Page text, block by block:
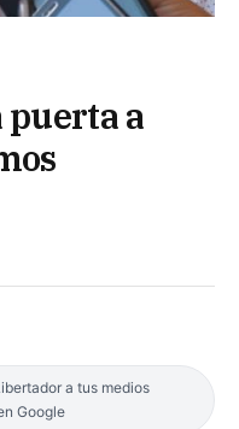
puerta a
a tus medios
Google